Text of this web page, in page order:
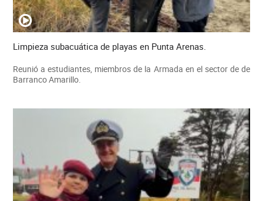
Limpieza subacuática de playas en Punta Arenas.
Reunió a estudiantes, miembros de la Armada en el sector de de
Barranco Amarillo.